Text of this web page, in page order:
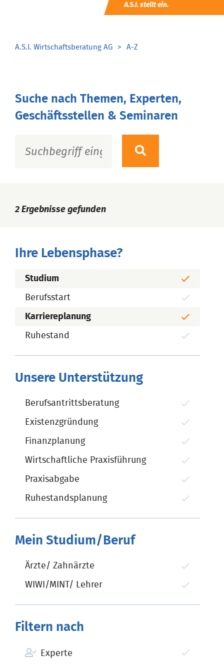
A.S.I. stellt ein.
A.S.I. Wirtschaftsberatung AG A-Z
Suche nach Themen, Experten,
Geschäftsstellen & Seminaren
2 Ergebnisse gefunden
Ihre Lebensphase?
Studium
Berufsstart
Karriereplanung
Ruhestand
Unsere Unterstützung
Berufsantrittsberatung
Existenzgründung
Finanzplanung
Wirtschaftliche Praxisführung
Praxisabgabe
Ruhestandsplanung
Mein Studium/Beruf
Ärzte/ Zahnärzte
WIWI/MINT/ Lehrer
Filtern nach
Experte